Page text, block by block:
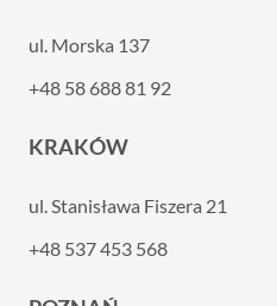
ul. Morska 137
+48 58 688 81 92
KRAKÓW
ul. Stanisława Fiszera 21
+48 537 453 568